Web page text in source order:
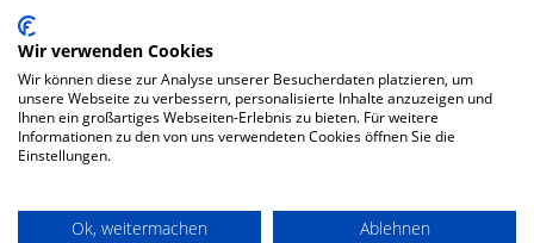
FAQ
Datenschutzerklärung AGB Preise
Wir verwenden Cookies
Wir können diese zur Analyse unserer Besucherdaten platzieren, um
unsere Webseite zu verbessern, personalisierte Inhalte anzuzeigen und
Ihnen ein großartiges Webseiten-Erlebnis zu bieten. Für weitere
Informationen zu den von uns verwendeten Cookies öffnen Sie die
Einstellungen.
Ok, weitermachen Ablehnen